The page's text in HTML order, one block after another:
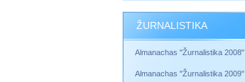
ŽURNALISTIKA
Almanachas "Žurnalistika 2008"
Almanachas "Žurnalistika 2009"